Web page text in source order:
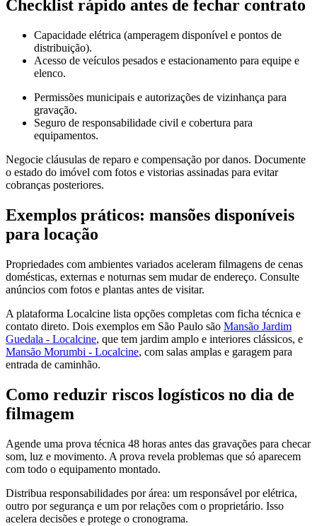
Checklist rápido antes de fechar contrato
Capacidade elétrica (amperagem disponível e pontos de
distribuição).
Acesso de veículos pesados e estacionamento para equipe e
elenco.
Permissões municipais e autorizações de vizinhança para
gravação.
Seguro de responsabilidade civil e cobertura para
equipamentos.
Negocie cláusulas de reparo e compensação por danos. Documente
o estado do imóvel com fotos e vistorias assinadas para evitar
cobranças posteriores.
Exemplos práticos: mansões disponíveis
para locação
Propriedades com ambientes variados aceleram filmagens de cenas
domésticas, externas e noturnas sem mudar de endereço. Consulte
anúncios com fotos e plantas antes de visitar.
A plataforma Localcine lista opções completas com ficha técnica e
contato direto. Dois exemplos em São Paulo são Mansão Jardim
Guedala - Localcine, que tem jardim amplo e interiores clássicos, e
Mansão Morumbi - Localcine, com salas amplas e garagem para
entrada de caminhão.
Como reduzir riscos logísticos no dia de
filmagem
Agende uma prova técnica 48 horas antes das gravações para checar
som, luz e movimento. A prova revela problemas que só aparecem
com todo o equipamento montado.
Distribua responsabilidades por área: um responsável por elétrica,
outro por segurança e um por relações com o proprietário. Isso
acelera decisões e protege o cronograma.